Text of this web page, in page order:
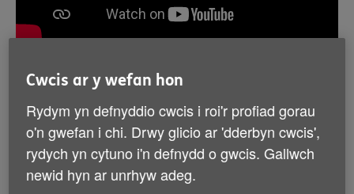
Cwcis ar y wefan hon
Rydym yn defnyddio cwcis i roi'r profiad gorau
o'n gwefan i chi. Drwy glicio ar 'dderbyn cwcis',
rydych yn cytuno i'n defnydd o gwcis. Gallwch
newid hyn ar unrhyw adeg.